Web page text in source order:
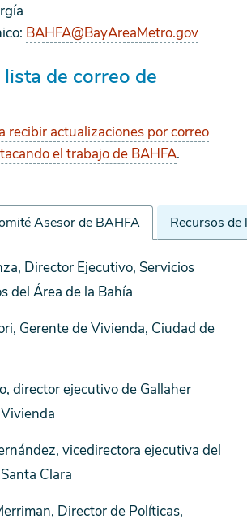
BAHFA@BayAreaMetro.gov
lista de correo de
recibir actualizaciones por correo
el trabajo de BAHFA.
Asesor de BAHFA Recursos de
Director Ejecutivo, Servicios
del Área de la Bahía
Gerente de Vivienda, Ciudad de
director ejecutivo de Gallaher
vicedirectora ejecutiva del
Clara
Director de Políticas,